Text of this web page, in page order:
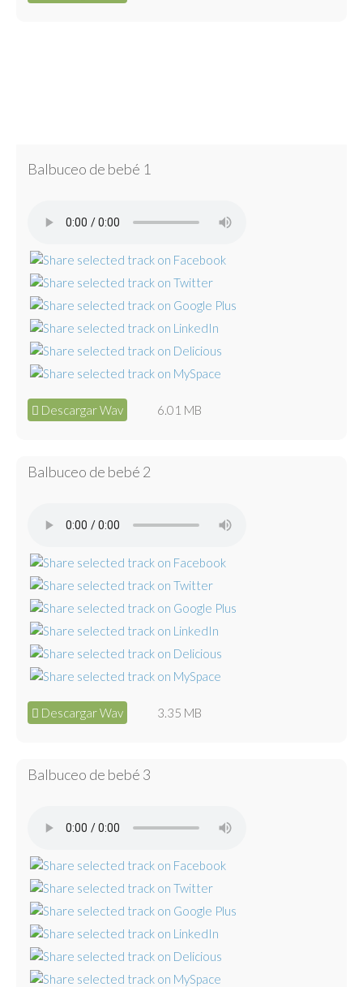
Balbuceo de bebé 1
Descargar Wav 6.01 MB
Balbuceo de bebé 2
Descargar Wav 3.35 MB
Balbuceo de bebé 3